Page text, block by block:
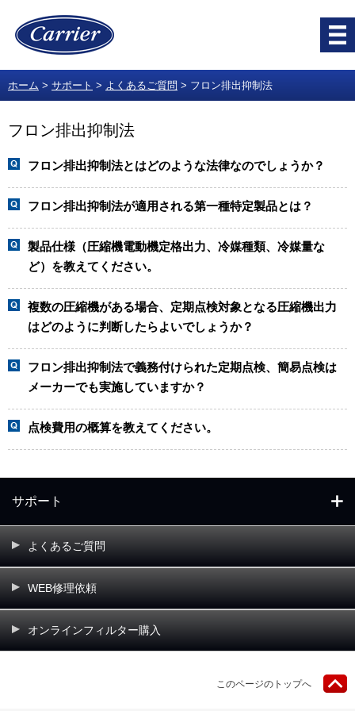
ホーム サポート よくあるご質問 フロン排出抑制法
フロン排出抑制法
フロン排出抑制法とはどのような法律なのでしょうか？
フロン排出抑制法が適用される第一種特定製品とは？
製品仕様（圧縮機電動機定格出力、冷媒種類、冷媒量な
ど）を教えてください。
複数の圧縮機がある場合、定期点検対象となる圧縮機出力
はどのように判断したらよいでしょうか？
フロン排出抑制法で義務付けられた定期点検、簡易点検は
メーカーでも実施していますか？
点検費用の概算を教えてください。
サポート
よくあるご質問
WEB修理依頼
オンラインフィルター購入
このページのトップへ